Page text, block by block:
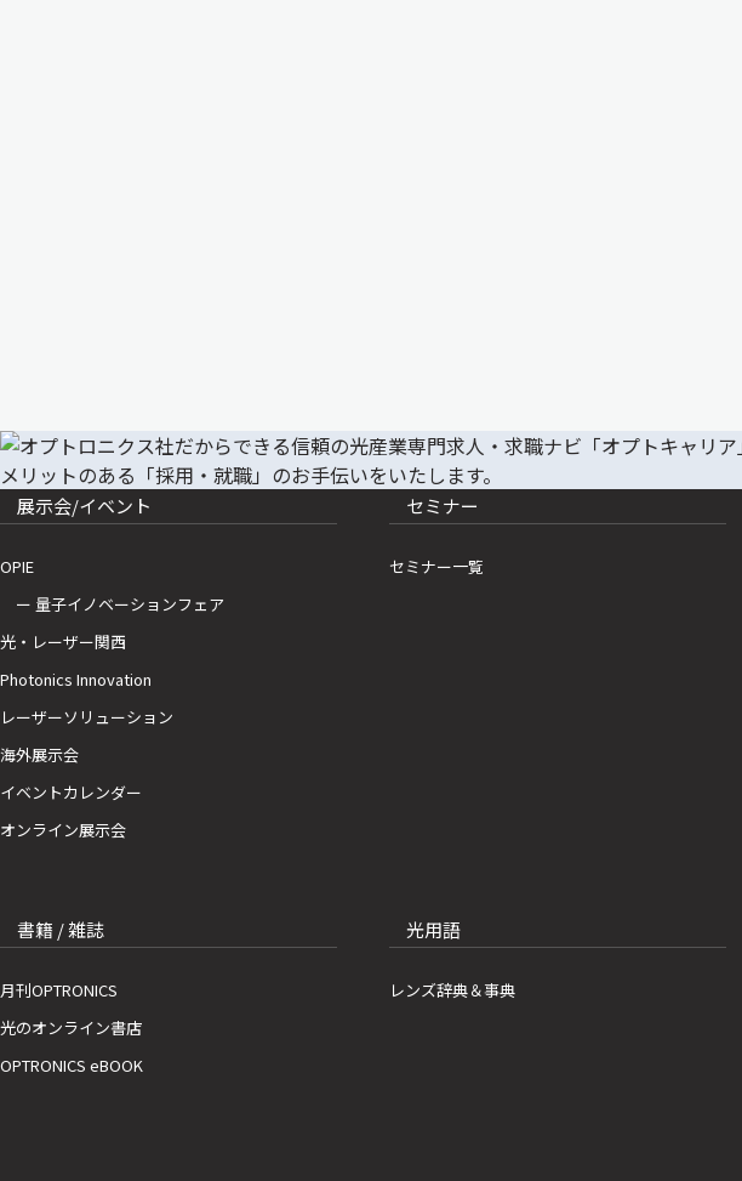
展示会/イベント
OPIE
ー 量子イノベーションフェア
光・レーザー関西
Photonics Innovation
レーザーソリューション
海外展示会
イベントカレンダー
オンライン展示会
セミナー
セミナー一覧
書籍 / 雑誌
月刊OPTRONICS
光のオンライン書店
OPTRONICS eBOOK
光用語
レンズ辞典＆事典